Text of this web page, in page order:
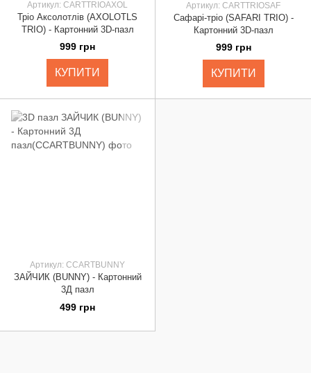
Артикул: CARTTRIOAXOL
Тріо Аксолотлів (AXOLOTLS
TRIO) - Картонний 3D-пазл
999 грн
КУПИТИ
Артикул: CARTTRIOSAF
Сафарі-тріо (SAFARI TRIO) -
Картонний 3D-пазл
999 грн
КУПИТИ
Артикул: CCARTBUNNY
ЗАЙЧИК (BUNNY) - Картонний
3Д пазл
499 грн